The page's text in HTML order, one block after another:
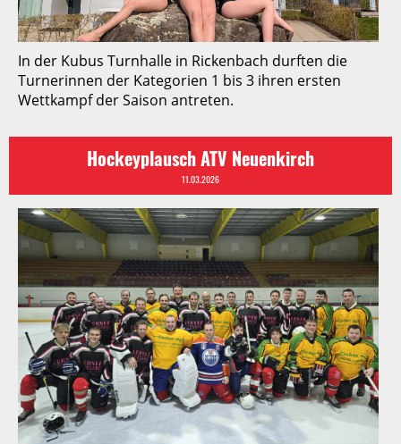
In der Kubus Turnhalle in Rickenbach durften die
Turnerinnen der Kategorien 1 bis 3 ihren ersten
Wettkampf der Saison antreten.
Hockeyplausch ATV Neuenkirch
11.03.2026